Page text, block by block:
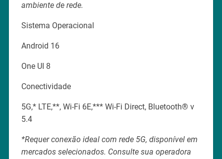
ambiente de rede.
Sistema Operacional
Android 16
One UI 8
Conectividade
5G,* LTE,**, Wi-Fi 6E,*** Wi-Fi Direct, Bluetooth® v
5.4
*Requer conexão ideal com rede 5G, disponível em
mercados selecionados. Consulte sua operadora